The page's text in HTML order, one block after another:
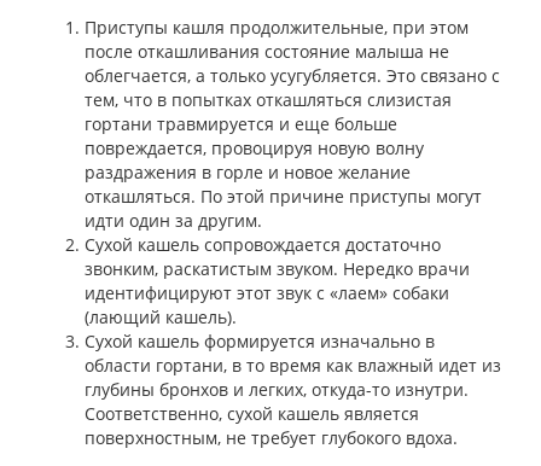
Приступы кашля продолжительные, при этом
после откашливания состояние малыша не
облегчается, а только усугубляется. Это связано с
тем, что в попытках откашляться слизистая
гортани травмируется и еще больше
повреждается, провоцируя новую волну
раздражения в горле и новое желание
откашляться. По этой причине приступы могут
идти один за другим.
Сухой кашель сопровождается достаточно
звонким, раскатистым звуком. Нередко врачи
идентифицируют этот звук с «лаем» собаки
(лающий кашель).
Сухой кашель формируется изначально в
области гортани, в то время как влажный идет из
глубины бронхов и легких, откуда-то изнутри.
Соответственно, сухой кашель является
поверхностным, не требует глубокого вдоха.